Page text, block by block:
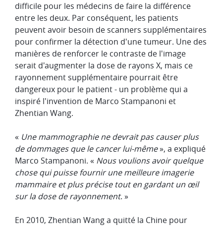
difficile pour les médecins de faire la différence
entre les deux. Par conséquent, les patients
peuvent avoir besoin de scanners supplémentaires
pour confirmer la détection d'une tumeur. Une des
manières de renforcer le contraste de l'image
serait d'augmenter la dose de rayons X, mais ce
rayonnement supplémentaire pourrait être
dangereux pour le patient - un problème qui a
inspiré l'invention de Marco Stampanoni et
Zhentian Wang.
« Unemammographiene devrait pas causer plus
de dommages que le cancer lui-même», a expliqué
Marco Stampanoni. « Nous voulions avoir quelque
chose qui puisse fournir une meilleure imagerie
mammaire et plus précise tout en gardant un œil
sur la dose de rayonnement. »
En 2010, Zhentian Wang a quitté la Chine pour